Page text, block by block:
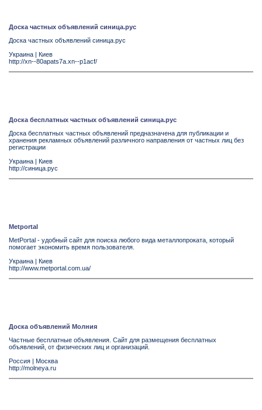
Доска частных объявлений синица.рус
Доска частных объявлений синица.рус
Украина | Киев
http://xn--80apats7a.xn--p1acf/
Доска бесплатных частных объявлений синица.рус
Доска бесплатных частных объявлений предназначена для публикации и
хранения рекламных объявлений различного направления от частных лиц без
регистрации
Украина | Киев
http://синица.рус
Metportal
MetPortal - удобный сайт для поиска любого вида металлопроката, который
помогает экономить время пользователя.
Украина | Киев
http://www.metportal.com.ua/
Доска объявлений Молния
Частные бесплатные объявления. Сайт для размещения бесплатных
объявлений, от физических лиц и организаций.
Россия | Москва
http://molneya.ru